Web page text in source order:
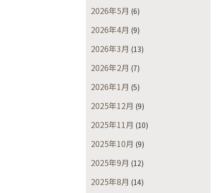
2026年5月 (6)
2026年4月 (9)
2026年3月 (13)
2026年2月 (7)
2026年1月 (5)
2025年12月 (9)
2025年11月 (10)
2025年10月 (9)
2025年9月 (12)
2025年8月 (14)